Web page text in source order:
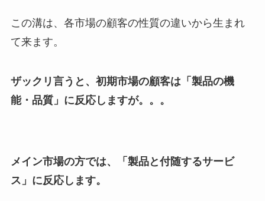
この溝は、各市場の顧客の性質の違いから生まれ
て来ます。
ザックリ言うと、初期市場の顧客は「製品の機
能・品質」に反応しますが。。。
メイン市場の方では、「製品と付随するサービ
ス」に反応します。